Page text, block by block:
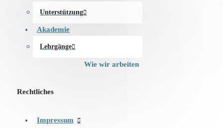
Unterstützung
Akademie
Lehrgänge
Wie wir arbeiten
Rechtliches
Impressum